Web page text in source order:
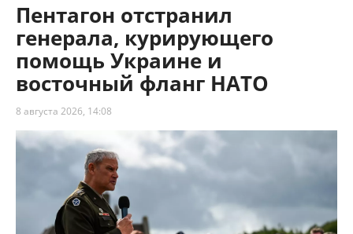
Пентагон отстранил
генерала, курирующего
помощь Украине и
восточный фланг НАТО
8 августа 2026, 14:08